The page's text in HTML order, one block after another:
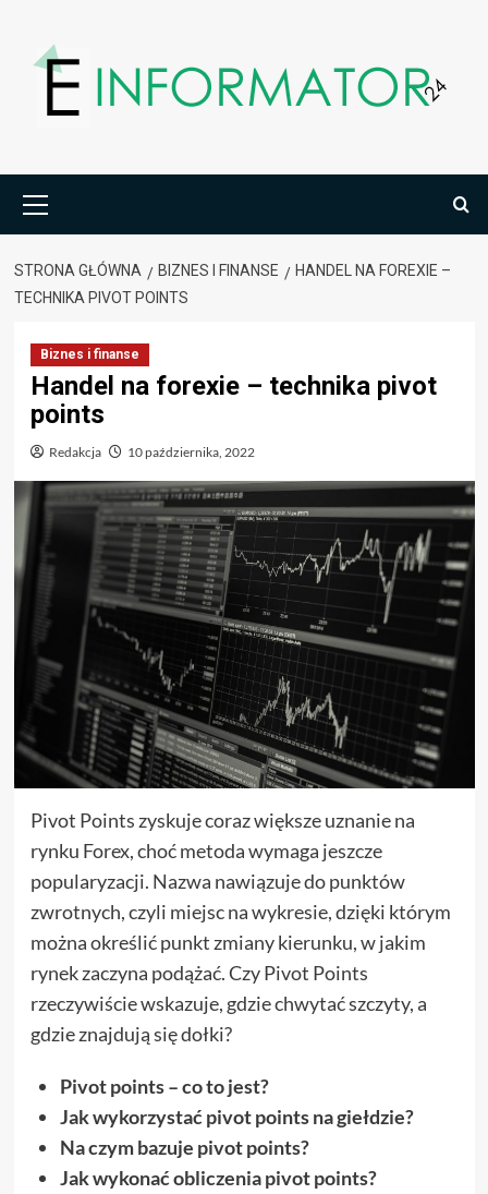
treści
główne
STRONA GŁÓWNA BIZNES I FINANSE
HANDEL NA FOREXIE –
TECHNIKA PIVOT POINTS
Biznes i finanse
Handel na forexie – technika pivot
points
Redakcja 10 października, 2022
Pivot Points zyskuje coraz większe uznanie na
rynku Forex, choć metoda wymaga jeszcze
popularyzacji. Nazwa nawiązuje do punktów
zwrotnych, czyli miejsc na wykresie, dzięki którym
można określić punkt zmiany kierunku, w jakim
rynek zaczyna podążać. Czy Pivot Points
rzeczywiście wskazuje, gdzie chwytać szczyty, a
gdzie znajdują się dołki?
Pivot points – co to jest?
Jak wykorzystać pivot points na giełdzie?
Na czym bazuje pivot points?
Jak wykonać obliczenia pivot points?